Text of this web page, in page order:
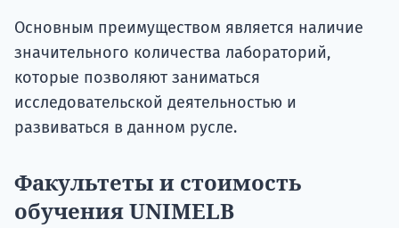
Основным преимуществом является наличие
значительного количества лабораторий,
которые позволяют заниматься
исследовательской деятельностью и
развиваться в данном русле.
Факультеты и стоимость
обучения UNIMELB